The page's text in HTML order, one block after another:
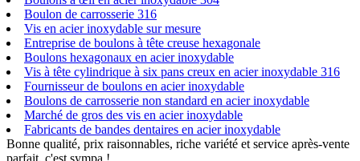
Boulon de carrosserie 316
Vis en acier inoxydable sur mesure
Entreprise de boulons à tête creuse hexagonale
Boulons hexagonaux en acier inoxydable
Vis à tête cylindrique à six pans creux en acier inoxydable 316
Fournisseur de boulons en acier inoxydable
Boulons de carrosserie non standard en acier inoxydable
Marché de gros des vis en acier inoxydable
Fabricants de bandes dentaires en acier inoxydable
Bonne qualité, prix raisonnables, riche variété et service après-vente